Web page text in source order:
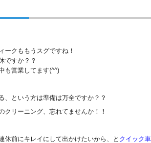
ークももうスグですね！
ですか？？
も営業してます(^^)
、という方は準備は万全ですか？？
クリーニング、忘れてませんか！！
休前にキレイにして出かけたいから、と クイック